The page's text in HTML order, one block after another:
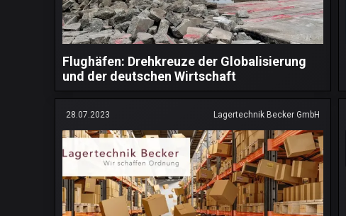
Flughäfen: Drehkreuze der Globalisierung
und der deutschen Wirtschaft
28.07.2023 Lagertechnik Becker GmbH